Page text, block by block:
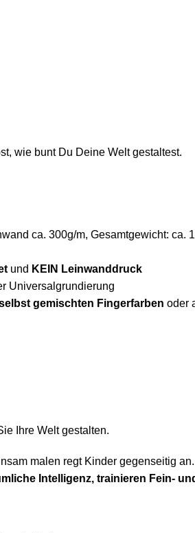
wie bunt Du Deine Welt gestaltest.
ca. 300g/m, Gesamtgewicht: ca.
und KEIN Leinwanddruck
Universalgrundierung
gemischten Fingerfarben oder
Ihre Welt gestalten.
malen regt Kinder gegenseitig
Intelligenz, trainieren Fein-